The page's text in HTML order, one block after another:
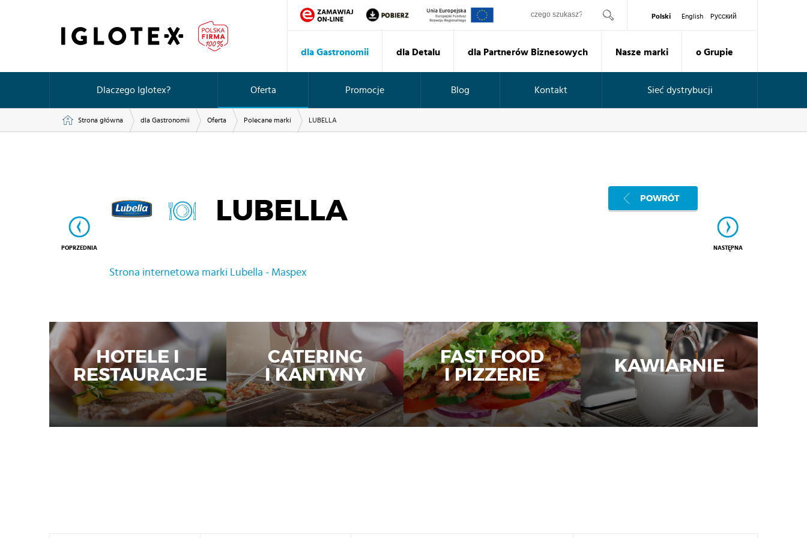
Polski English Pусский
dla Gastronomii dla Detalu dla Partnerów Biznesowych Nasze marki o Grupie
Dlaczego Iglotex? Oferta Promocje Blog Kontakt Sieć dystrybucji
Strona główna dla Gastronomii Oferta Polecane marki LUBELLA
POPRZEDNIA NASTĘPNA
POWRÓT
LUBELLA
Strona internetowa marki Lubella - Maspex
HOTELE I
RESTAURACJE
CATERING
I KANTYNY
FAST FOOD
I PIZZERIE KAWIARNIE